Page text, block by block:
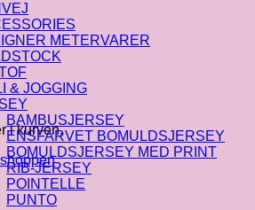
i kurven.
METERVARER
& JOGGING
BAMBUSJERSEY
ENSFARVET BOMULDSJERSEY
BOMULDSJERSEY MED PRINT
RIB-JERSEY
POINTELLE
PUNTO